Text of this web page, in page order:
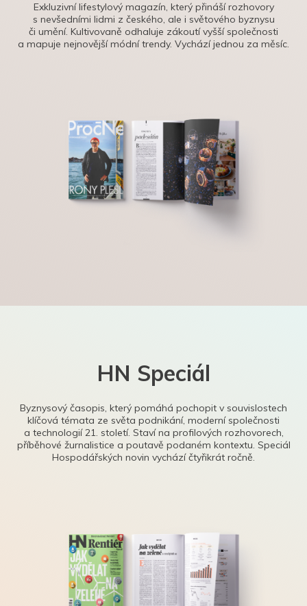
Exkluzivní lifestylový magazín, který přináší rozhovory
s nevšedními lidmi z českého, ale i světového byznysu
či umění. Kultivovaně odhaluje zákoutí vyšší společnosti
a mapuje nejnovější módní trendy. Vychází jednou za měsíc.
HN Speciál
Byznysový časopis, který pomáhá pochopit v souvislostech
klíčová témata ze světa podnikání, moderní společnosti
a technologií 21. století. Staví na profilových rozhovorech,
příběhové žurnalistice a poutavě podaném kontextu. Speciál
Hospodářských novin vychází čtyřikrát ročně.